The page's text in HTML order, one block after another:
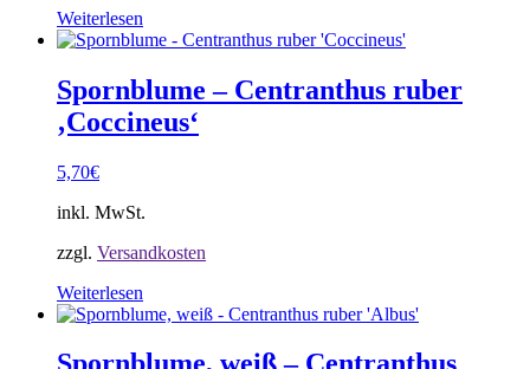
Weiterlesen
Spornblume – Centranthus ruber
‚Coccineus‘
5,70€
inkl. MwSt.
zzgl. Versandkosten
Weiterlesen